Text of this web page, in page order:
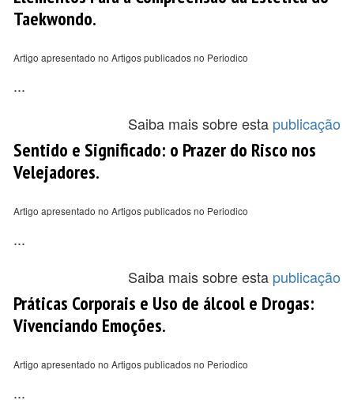
Taekwondo.
Artigo apresentado no Artigos publicados no Periodico
...
Saiba mais sobre esta publicação
Sentido e Significado: o Prazer do Risco nos
Velejadores.
Artigo apresentado no Artigos publicados no Periodico
...
Saiba mais sobre esta publicação
Práticas Corporais e Uso de álcool e Drogas:
Vivenciando Emoções.
Artigo apresentado no Artigos publicados no Periodico
...